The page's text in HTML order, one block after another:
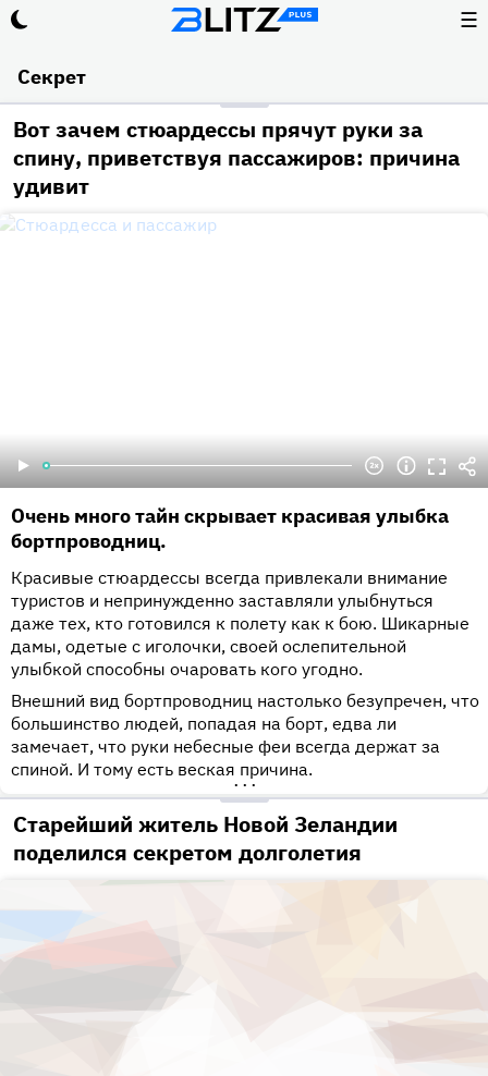
☰
Секрет
Вот зачем стюардессы прячут руки за
спину, приветствуя пассажиров: причина
удивит
Очень много тайн скрывает красивая улыбка
бортпроводниц.
Красивые стюардессы всегда привлекали внимание
туристов и непринужденно заставляли улыбнуться
даже тех, кто готовился к полету как к бою. Шикарные
дамы, одетые с иголочки, своей ослепительной
улыбкой способны очаровать кого угодно.
Внешний вид бортпроводниц настолько безупречен, что
большинство людей, попадая на борт, едва ли
замечает, что руки небесные феи всегда держат за
спиной. И тому есть веская причина.
•••
Старейший житель Новой Зеландии
поделился секретом долголетия